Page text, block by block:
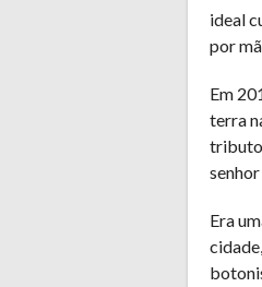
ideal
por
Em
terra
Era